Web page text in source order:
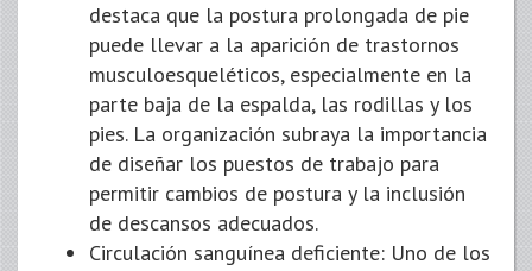
destaca que la postura prolongada de pie
puede llevar a la aparición de trastornos
musculoesqueléticos, especialmente en la
parte baja de la espalda, las rodillas y los
pies. La organización subraya la importancia
de diseñar los puestos de trabajo para
permitir cambios de postura y la inclusión
de descansos adecuados.
Circulación sanguínea deficiente: Uno de los